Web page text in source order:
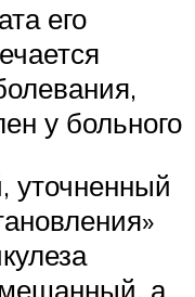
его
у больного
уточненный
а